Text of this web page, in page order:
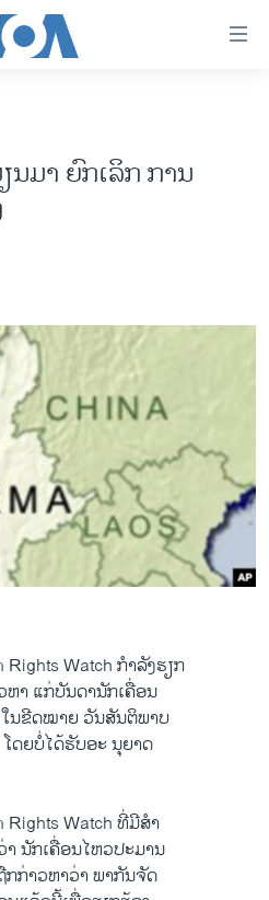
ນມາ ຍົກເລິກ ການ
Watch ກໍ​າລັງຮຽກ
ຫາ ​ແກ່​ບັນດາ​ນັກ​ເຄື່ອ​ນ​
ນຂີດໝາຍ ວັນ​ສັນຕິພາບ
ດຍບໍ່ໄດ້​ຮັບ​ອະ ນຸຍາດ
Watch ​ທີ່​ມີ​ສຳ
ນັກ​ເຄື່ອນ​ໄຫວປະ​ມານ
ກ​ກ່າວ​ຫາວ່າ ພາກັນ​ຈັດ